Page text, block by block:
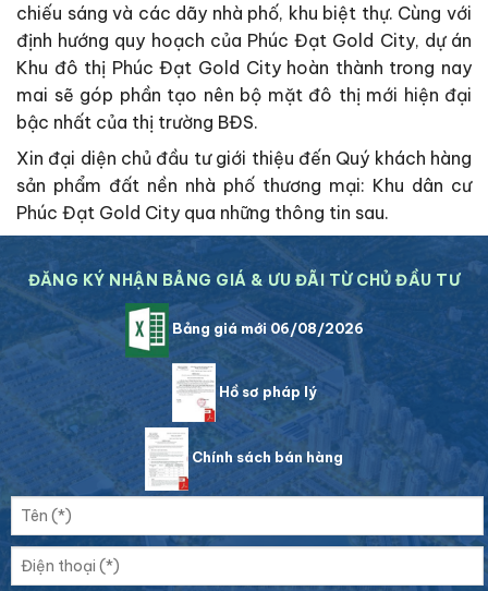
chiếu sáng và các dãy nhà phố, khu biệt thự. Cùng với
định hướng quy hoạch của Phúc Đạt Gold City, dự án
Khu đô thị Phúc Đạt Gold City hoàn thành trong nay
mai sẽ góp phần tạo nên bộ mặt đô thị mới hiện đại
bậc nhất của thị trường BĐS.
Xin đại diện chủ đầu tư giới thiệu đến Quý khách hàng
sản phẩm đất nền nhà phố thương mại: Khu dân cư
Phúc Đạt Gold City qua những thông tin sau.
ĐĂNG KÝ NHẬN BẢNG GIÁ & ƯU ĐÃI TỪ CHỦ ĐẦU TƯ
Bảng giá mới 06/08/2026
Hồ sơ pháp lý
Chính sách bán hàng